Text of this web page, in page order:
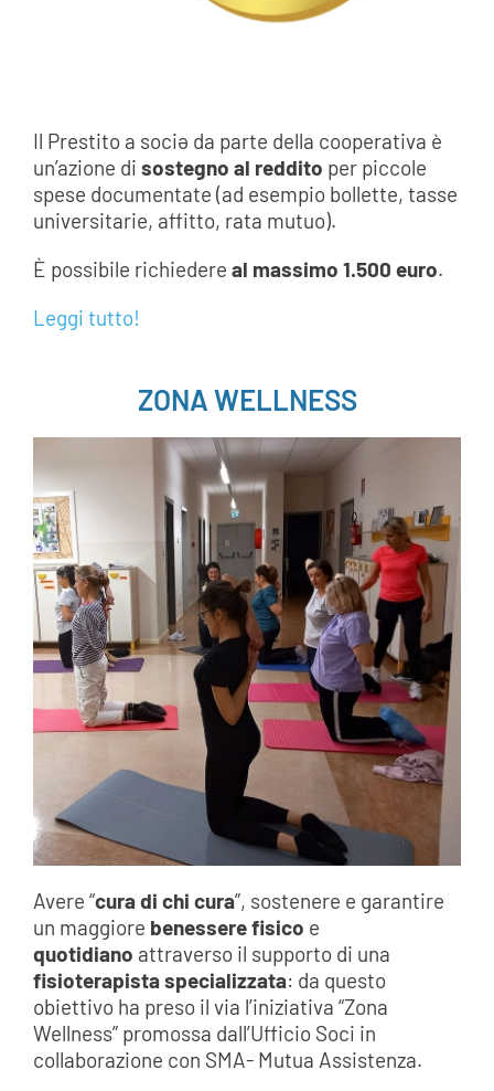
Il Prestito a sociə da parte della cooperativa è
un’azione di sostegno al reddito per piccole
spese documentate (ad esempio bollette, tasse
universitarie, affitto, rata mutuo).
È possibile richiedere al massimo 1.500 euro.
Leggi tutto!
ZONA WELLNESS
Avere “cura di chi cura”, sostenere e garantire
un maggiore benessere fisico e
quotidiano attraverso il supporto di una
fisioterapista specializzata: da questo
obiettivo ha preso il via l’iniziativa “Zona
Wellness” promossa dall’Ufficio Soci in
collaborazione con SMA- Mutua Assistenza.